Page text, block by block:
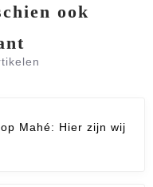
ook
Mahé: Hier zijn wij